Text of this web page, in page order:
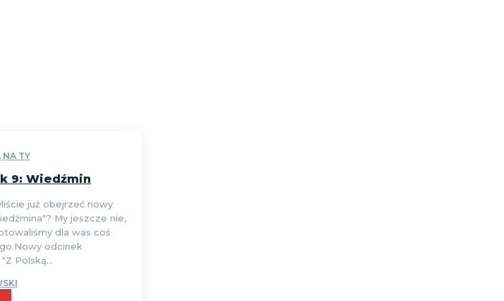
NA TY
9: Wiedźmin
już obejrzeć nowy
My jeszcze nie,
dla was coś
odcinek
Polską...